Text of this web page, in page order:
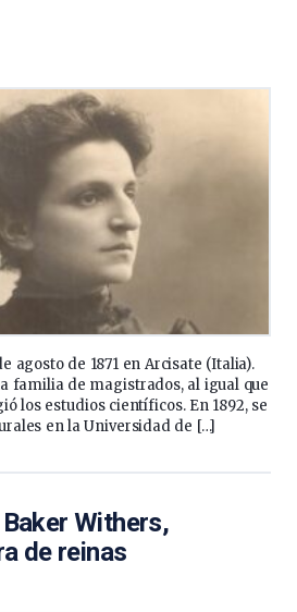
agosto de 1871 en Arcisate (Italia).
familia de magistrados, al igual que
los estudios científicos. En 1892, se
en la Universidad de […]
Withers,
de reinas